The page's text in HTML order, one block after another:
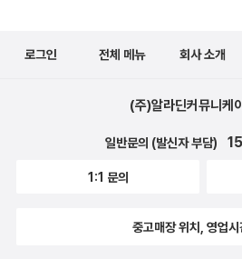
로그인 전체 메뉴 회사 소개
(주)알라딘커뮤니케
일반문의 (발신자 부담)
1:1 문의
중고매장 위치, 영업시